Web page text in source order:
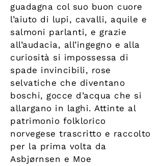
guadagna col suo buon cuore
l’aiuto di lupi, cavalli, aquile e
salmoni parlanti, e grazie
all’audacia, all’ingegno e alla
curiosità si impossessa di
spade invincibili, rose
selvatiche che diventano
boschi, gocce d’acqua che si
allargano in laghi. Attinte al
patrimonio folklorico
norvegese trascritto e raccolto
per la prima volta da
Asbjørnsen e Moe